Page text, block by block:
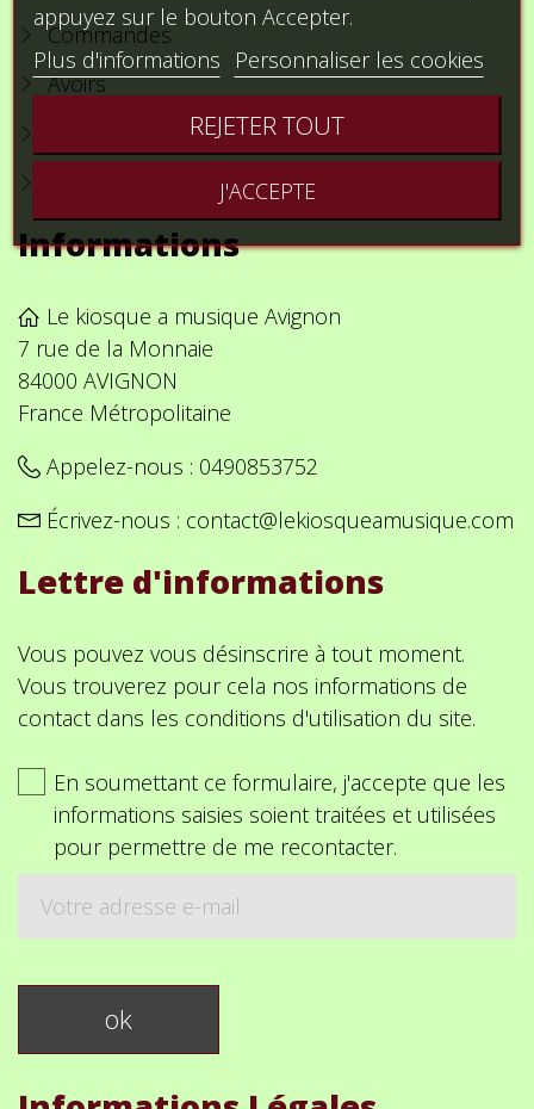
Commandes
Avoirs
Bons de réduction
Informations
Le kiosque a musique Avignon
7 rue de la Monnaie
84000 AVIGNON
France Métropolitaine
Appelez-nous : 0490853752
Écrivez-nous : contact@lekiosqueamusique.com
Lettre d'informations
Vous pouvez vous désinscrire à tout moment.
Vous trouverez pour cela nos informations de
contact dans les conditions d'utilisation du site.
En soumettant ce formulaire, j'accepte que les
informations saisies soient traitées et utilisées
pour permettre de me recontacter.
appuyez sur le bouton Accepter.
Plus d'informations
Personnaliser les cookies
REJETER TOUT
J'ACCEPTE